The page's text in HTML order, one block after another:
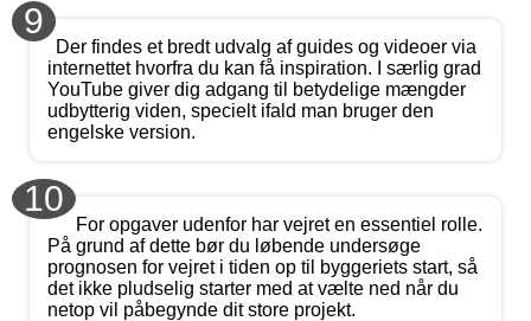
9
Der findes et bredt udvalg af guides og videoer via
internettet hvorfra du kan få inspiration. I særlig grad
YouTube giver dig adgang til betydelige mængder
udbytterig viden, specielt ifald man bruger den
engelske version.
10
For opgaver udenfor har vejret en essentiel rolle.
På grund af dette bør du løbende undersøge
prognosen for vejret i tiden op til byggeriets start, så
det ikke pludselig starter med at vælte ned når du
netop vil påbegynde dit store projekt.